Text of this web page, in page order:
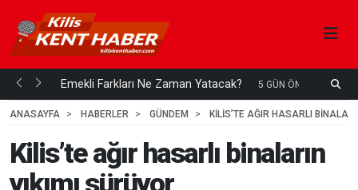
mi... Emekli Farkları Ne Zaman Yatacak? 5 GÜN ÖNCE
ANASAYFA
HABERLER GÜNDEM KILIS’TE AĞIR HASARLI
Kilis’te ağır hasarlı binaların